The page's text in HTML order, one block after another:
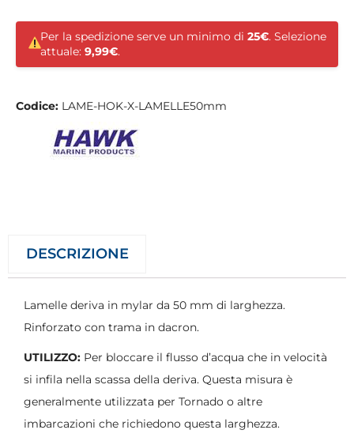
Per la spedizione serve un minimo di 25€. Selezione
attuale: 9,99€.
Codice: LAME-HOK-X-LAMELLE50mm
DESCRIZIONE
Lamelle deriva in mylar da 50 mm di larghezza.
Rinforzato con trama in dacron.
UTILIZZO: Per bloccare il flusso d’acqua che in velocità
si infila nella scassa della deriva. Questa misura è
generalmente utilizzata per Tornado o altre
imbarcazioni che richiedono questa larghezza.